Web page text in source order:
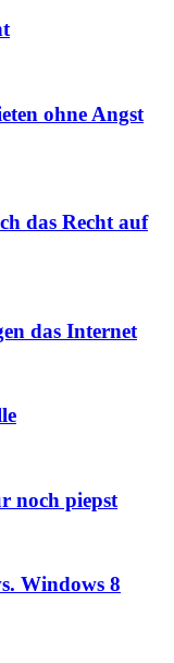
ohne Angst
das Recht auf
das Internet
noch piepst
Windows 8